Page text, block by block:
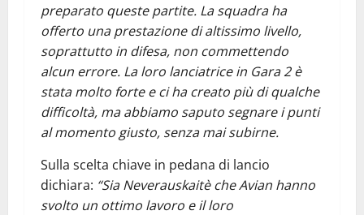
preparato queste partite. La squadra ha
offerto una prestazione di altissimo livello,
soprattutto in difesa, non commettendo
alcun errore. La loro lanciatrice in Gara 2 è
stata molto forte e ci ha creato più di qualche
difficoltà, ma abbiamo saputo segnare i punti
al momento giusto, senza mai subirne.
Sulla scelta chiave in pedana di lancio
dichiara: “Sia Neverauskaitè che Avian hanno
svolto un ottimo lavoro e il loro